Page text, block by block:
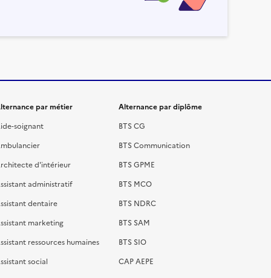
par métier
soignant
d'intérieur
administratif
dentaire
marketing
ressources humaines
social
Alternance par diplôme
BTS CG
BTS Communication
BTS GPME
BTS MCO
BTS NDRC
BTS SAM
BTS SIO
CAP AEPE